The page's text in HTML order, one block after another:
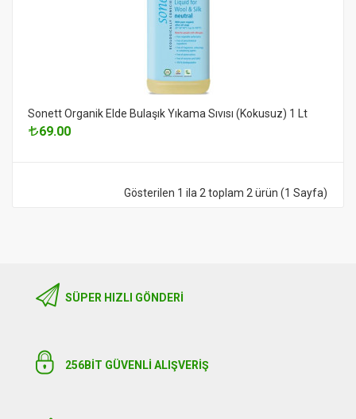
Sonett Organik Elde Bulaşık Yıkama Sıvısı (Kokusuz) 1 Lt
69.00
Gösterilen 1 ila 2 toplam 2 ürün (1 Sayfa)
SÜPER HIZLI GÖNDERI
256BIT GÜVENLİ ALIŞVERİŞ